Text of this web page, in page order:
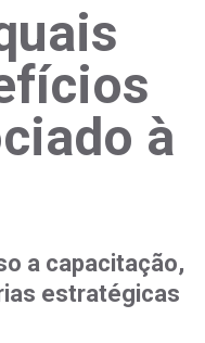
à
a capacitação,
estratégicas